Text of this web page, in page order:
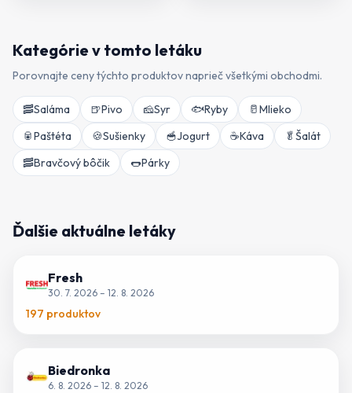
Kategórie v tomto letáku
Porovnajte ceny týchto produktov naprieč všetkými obchodmi.
🥓Saláma 🍺Pivo 🧀Syr 🐟Ryby 🥛Mlieko
🥫Paštéta 🍪Sušienky 🥣Jogurt ☕Káva 🥬Šalát
🥓Bravčový bôčik 🌭Párky
Ďalšie aktuálne letáky
Fresh
30. 7. 2026 – 12. 8. 2026
197 produktov
Biedronka
6. 8. 2026 – 12. 8. 2026